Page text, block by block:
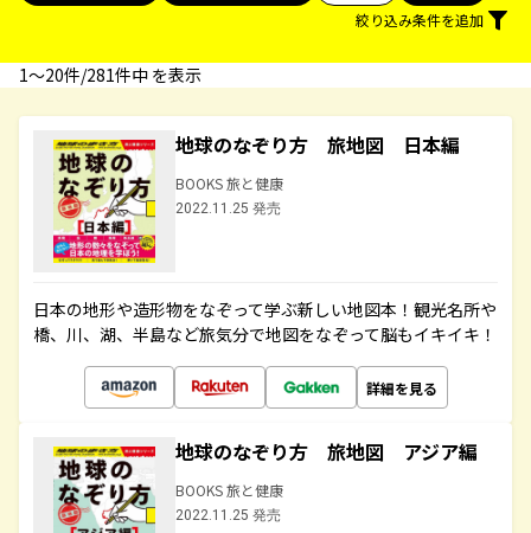
絞り込み条件を追加
1〜20件/281件中 を表示
地球のなぞり方 旅地図 日本編
BOOKS 旅と健康
2022.11.25 発売
日本の地形や造形物をなぞって学ぶ新しい地図本！観光名所や
橋、川、湖、半島など旅気分で地図をなぞって脳もイキイキ！
詳細を見る
地球のなぞり方 旅地図 アジア編
BOOKS 旅と健康
2022.11.25 発売